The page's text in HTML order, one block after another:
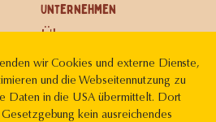
Unternehmen
Über uns
Karriere
Gutscheinkarte
wir Cookies und externe Dienste,
und die Webseitennutzung zu
Daten in die USA übermittelt. Dort
kein ausreichendes